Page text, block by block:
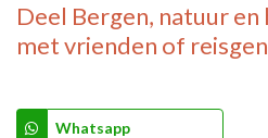
Deel Bergen, natuur en
met vrienden of
Whatsapp